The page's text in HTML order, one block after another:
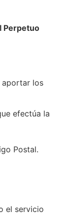
Perpetuo
aportar los
efectúa la
Postal.
el servicio